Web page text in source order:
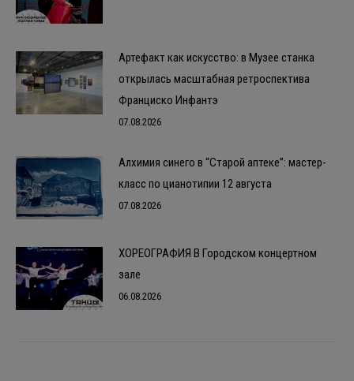
Артефакт как искусство: в Музее станка
открылась масштабная ретроспектива
Франциско Инфантэ
07.08.2026
Алхимия синего в “Старой аптеке”: мастер-
класс по цианотипии 12 августа
07.08.2026
ХОРЕОГРАФИЯ В Городском концертном
зале
06.08.2026